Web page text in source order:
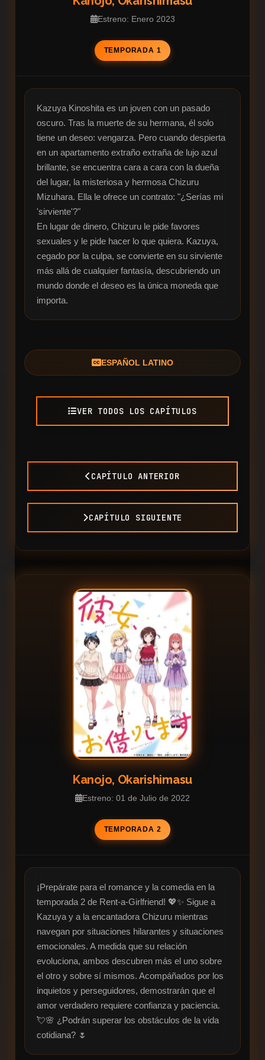
Estreno: Enero 2023
TEMPORADA 1
Kazuya Kinoshita es un joven con un pasado
oscuro. Tras la muerte de su hermana, él solo
tiene un deseo: vengarza. Pero cuando despierta
en un apartamento extraño extraña de lujo azul
brillante, se encuentra cara a cara con la dueña
del lugar, la misteriosa y hermosa Chizuru
Mizuhara. Ella le ofrece un contrato: "¿Serías mi
'sirviente'?"
En lugar de dinero, Chizuru le pide favores
sexuales y le pide hacer lo que quiera. Kazuya,
cegado por la culpa, se convierte en su sirviente
más allá de cualquier fantasía, descubriendo un
mundo donde el deseo es la única moneda que
importa.
ESPAÑOL LATINO
VER TODOS LOS CAPÍTULOS
CAPÍTULO ANTERIOR
CAPÍTULO SIGUIENTE
Kanojo, Okarishimasu
Estreno: 01 de Julio de 2022
TEMPORADA 2
¡Prepárate para el romance y la comedia en la
temporada 2 de Rent-a-Girlfriend! 💖✨ Sigue a
Kazuya y a la encantadora Chizuru mientras
navegan por situaciones hilarantes y situaciones
emocionales. A medida que su relación
evoluciona, ambos descubren más el uno sobre
el otro y sobre sí mismos. Acompáñados por los
inquietos y perseguidores, demostrarán que el
amor verdadero requiere confianza y paciencia.
💘🌸 ¿Podrán superar los obstáculos de la vida
cotidiana? 🌷